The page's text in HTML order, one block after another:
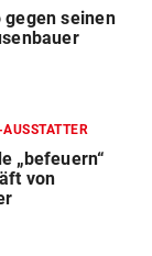
gegen seinen
„befeuern“
von